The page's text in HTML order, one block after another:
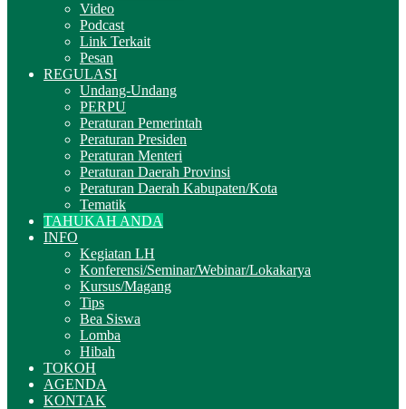
Video
Podcast
Link Terkait
Pesan
REGULASI
Undang-Undang
PERPU
Peraturan Pemerintah
Peraturan Presiden
Peraturan Menteri
Peraturan Daerah Provinsi
Peraturan Daerah Kabupaten/Kota
Tematik
TAHUKAH ANDA
INFO
Kegiatan LH
Konferensi/Seminar/Webinar/Lokakarya
Kursus/Magang
Tips
Bea Siswa
Lomba
Hibah
TOKOH
AGENDA
KONTAK